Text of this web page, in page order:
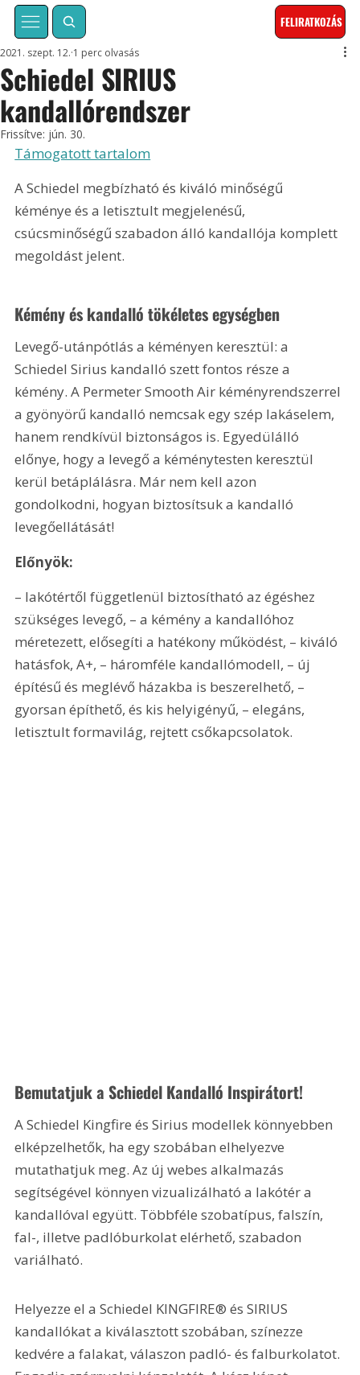
FELIRATKOZÁS
Schiedel SIRIUS
kandallórendszer
2021. szept. 12. 1 perc olvasás
Frissítve: jún. 30.
Támogatott tartalom
A Schiedel megbízható és kiváló minőségű
kéménye és a letisztult megjelenésű,
csúcsminőségű szabadon álló kandallója komplett
megoldást jelent.
Kémény és kandalló tökéletes egységben
Levegő-utánpótlás a kéményen keresztül: a
Schiedel Sirius kandalló szett fontos része a
kémény. A Permeter Smooth Air kéményrendszerrel
a gyönyörű kandalló nemcsak egy szép lakáselem,
hanem rendkívül biztonságos is. Egyedülálló
előnye, hogy a levegő a kéménytesten keresztül
kerül betáplálásra. Már nem kell azon
gondolkodni, hogyan biztosítsuk a kandalló
levegőellátását!
Előnyök:
– lakótértől függetlenül biztosítható az égéshez
szükséges levegő, – a kémény a kandallóhoz
méretezett, elősegíti a hatékony működést, – kiváló
hatásfok, A+, – háromféle kandallómodell, – új
építésű és meglévő házakba is beszerelhető, –
gyorsan építhető, és kis helyigényű, – elegáns,
letisztult formavilág, rejtett csőkapcsolatok.
Bemutatjuk a Schiedel Kandalló Inspirátort!
A Schiedel Kingfire és Sirius modellek könnyebben
elképzelhetők, ha egy szobában elhelyezve
mutathatjuk meg. Az új webes alkalmazás
segítségével könnyen vizualizálható a lakótér a
kandallóval együtt. Többféle szobatípus, falszín,
fal-, illetve padlóburkolat elérhető, szabadon
variálható.
Helyezze el a Schiedel KINGFIRE® és SIRIUS
kandallókat a kiválasztott szobában, színezze
kedvére a falakat, válaszon padló- és falburkolatot.